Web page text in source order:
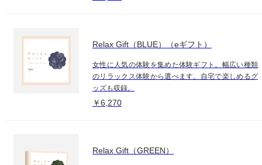
Relax Gift（BLUE）（eギフト）
女性に人気の体験を集めた体験ギフト。幅広い種類
のリラックス体験から選べます。自宅で楽しめるグ
ッズも収録。
￥6,270
Relax Gift（GREEN）